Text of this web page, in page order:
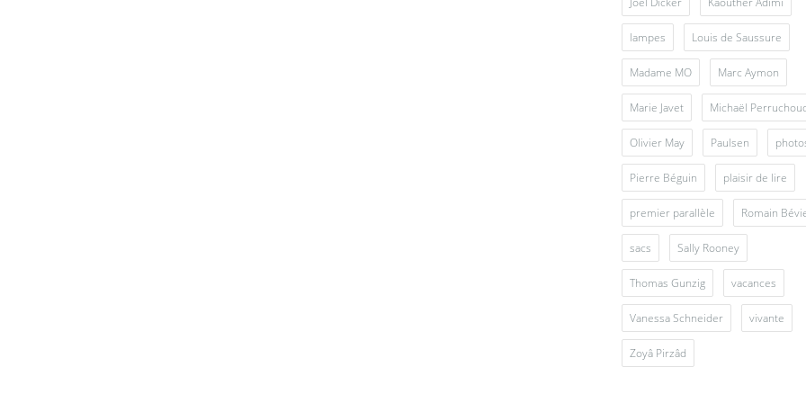
lampes Louis de Saussure
Madame MO Marc Aymon
Marie Javet Michaël
Olivier May Paulsen
Pierre Béguin plaisir de lire
premier parallèle Romain
sacs Sally Rooney
Thomas Gunzig vacances
Vanessa Schneider vivante
Zoyâ Pirzâd